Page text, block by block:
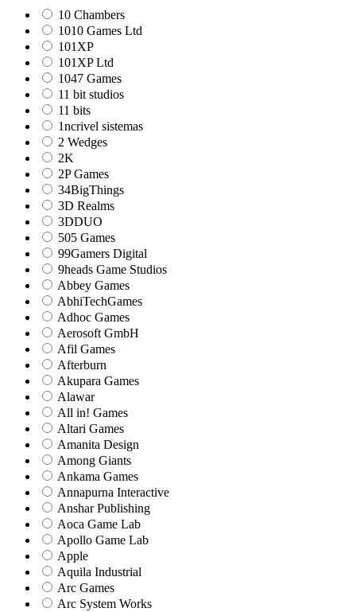
10 Chambers
1010 Games Ltd
101XP
101XP Ltd
1047 Games
11 bit studios
11 bits
1ncrivel sistemas
2 Wedges
2K
2P Games
34BigThings
3D Realms
3DDUO
505 Games
99Gamers Digital
9heads Game Studios
Abbey Games
AbhiTechGames
Adhoc Games
Aerosoft GmbH
Afil Games
Afterburn
Akupara Games
Alawar
All in! Games
Altari Games
Amanita Design
Among Giants
Ankama Games
Annapurna Interactive
Anshar Publishing
Aoca Game Lab
Apollo Game Lab
Apple
Aquila Industrial
Arc Games
Arc System Works